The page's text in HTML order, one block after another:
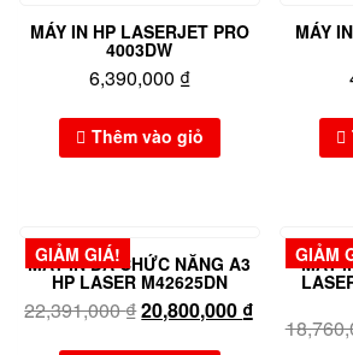
MÁY IN HP LASERJET PRO
4003DW
6,390,000 ₫
Thêm vào giỏ
MÁY
GIẢM GIÁ!
MÁY IN ĐA CHỨC NĂNG A3
HP LASER M42625DN
22,391,000₫20,800,000 ₫
GIẢM
MÁY